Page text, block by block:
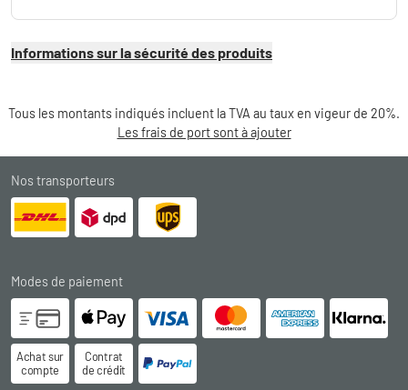
Informations sur la sécurité des produits
Tous les montants indiqués incluent la TVA au taux en vigeur de 20%.
Les frais de port sont à ajouter
Nos transporteurs
Modes de paiement
Achat sur
compte
Contrat
de crédit